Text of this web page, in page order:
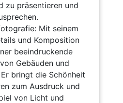
zu präsentieren und
Mit seinem
und Komposition
beeindruckende
Gebäuden und
bringt die Schönheit
zum Ausdruck und
von Licht und